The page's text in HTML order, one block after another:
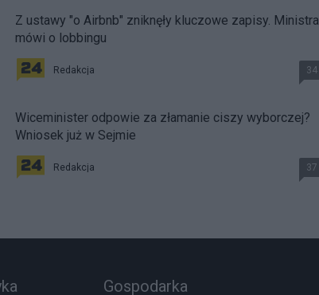
Z ustawy "o Airbnb" zniknęły kluczowe zapisy. Ministra
mówi o lobbingu
Redakcja 34
Wiceminister odpowie za złamanie ciszy wyborczej?
Wniosek już w Sejmie
Redakcja 37
Gospodarka